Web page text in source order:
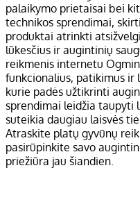
palaikymo prietaisai bei
technikos sprendimai,
produktai atrinkti
lūkesčius ir augintinių
reikmenis internetu
funkcionalius, patikimus ir
kurie padės užtikrinti
sprendimai leidžia taupyti
suteikia daugiau laisvės
Atraskite platų gyvūnų
pasirūpinkite savo
priežiūra jau šiandien.